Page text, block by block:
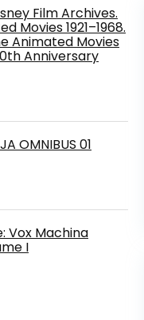
Film Archives.
Movies 1921–1968.
Animated Movies
Anniversary
OMNIBUS 01
Vox Machina
I